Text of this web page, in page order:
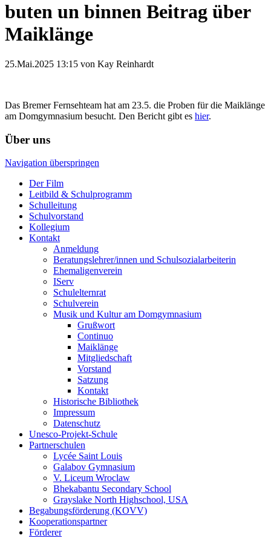
buten un binnen Beitrag über
Maiklänge
25.Mai.2025 13:15 von Kay Reinhardt
Das Bremer Fernsehteam hat am 23.5. die Proben für die Maiklänge
am Domgymnasium besucht. Den Bericht gibt es hier.
Über uns
Navigation überspringen
Der Film
Leitbild & Schulprogramm
Schulleitung
Schulvorstand
Kollegium
Kontakt
Anmeldung
Beratungslehrer/innen und Schulsozialarbeiterin
Ehemaligenverein
IServ
Schulelternrat
Schulverein
Musik und Kultur am Domgymnasium
Grußwort
Continuo
Maiklänge
Mitgliedschaft
Vorstand
Satzung
Kontakt
Historische Bibliothek
Impressum
Datenschutz
Unesco-Projekt-Schule
Partnerschulen
Lycée Saint Louis
Galabov Gymnasium
V. Liceum Wroclaw
Bhekabantu Secondary School
Grayslake North Highschool, USA
Begabungsförderung (KOVV)
Kooperationspartner
Förderer